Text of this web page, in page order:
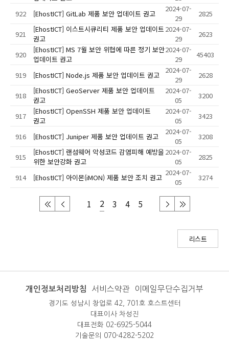
922 [EhostICT] GitLab 제품 보안 업데이트 권고
2024-07-
29
2825
921
[EhostICT] 이스트시큐리티 제품 보안 업데이트
권고
2024-07-
29
2623
920
[EhostICT] MS 7월 보안 위협에 따른 정기 보안
업데이트 권고
2024-07-
29
45403
919 [EhostICT] Node.js 제품 보안 업데이트 권고
2024-07-
29
2628
918
[EhostICT] GeoServer 제품 보안 업데이트
권고
2024-07-
05
3200
917
[EhostICT] OpenSSH 제품 보안 업데이트
권고
2024-07-
05
3423
916 [EhostICT] Juniper 제품 보안 업데이트 권고
2024-07-
05
3208
915
[EhostICT] 랜섬웨어 악성코드 감염피해 예방을
위한 보안강화 권고
2024-07-
05
2825
914 [EhostICT] 아이몬(iMON) 제품 보안 조치 권고
2024-07-
05
3274
1 2 3 4 5
리스트
개인정보처리방침 서비스약관 이메일무단수집거부
경기도 성남시 창업로 42, 701호 호스트센터
대표이사 차성진
대표전화 02-6925-5044
기술문의 070-4282-5202